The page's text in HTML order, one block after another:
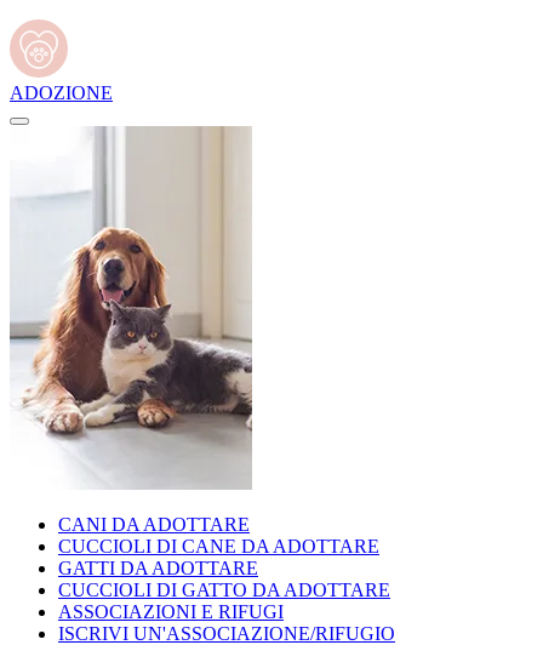
ADOZIONE
CANI DA ADOTTARE
CUCCIOLI DI CANE DA ADOTTARE
GATTI DA ADOTTARE
CUCCIOLI DI GATTO DA ADOTTARE
ASSOCIAZIONI E RIFUGI
ISCRIVI UN'ASSOCIAZIONE/RIFUGIO